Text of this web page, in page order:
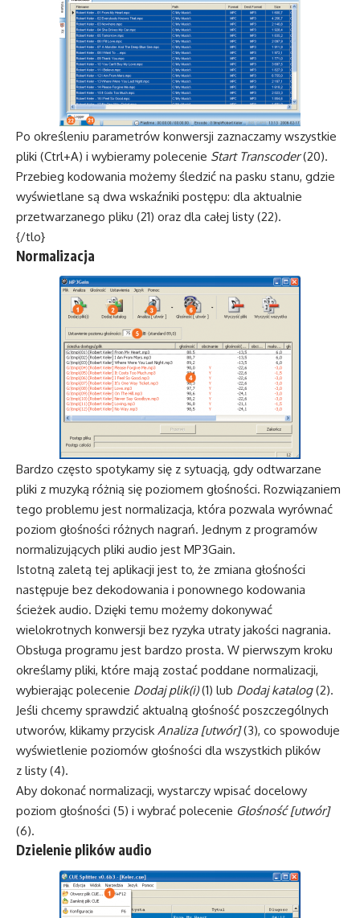
Po określeniu parametrów konwersji zaznaczamy wszystkie
pliki (Ctrl+A) i wybieramy polecenie Start Transcoder(20).
Przebieg kodowania możemy śledzić na pasku stanu, gdzie
wyświetlane są dwa wskaźniki postępu: dla aktualnie
przetwarzanego pliku (21) oraz dla całej listy (22).
{/tlo}
Normalizacja
Bardzo często spotykamy się z sytuacją, gdy odtwarzane
pliki z muzyką różnią się poziomem głośności. Rozwiązaniem
tego problemu jest normalizacja, która pozwala wyrównać
poziom głośności różnych nagrań. Jednym z programów
normalizujących pliki audio jest MP3Gain.
Istotną zaletą tej aplikacji jest to, że zmiana głośności
następuje bez dekodowania i ponownego kodowania
ścieżek audio. Dzięki temu możemy dokonywać
wielokrotnych konwersji bez ryzyka utraty jakości nagrania.
Obsługa programu jest bardzo prosta. W pierwszym kroku
określamy pliki, które mają zostać poddane normalizacji,
wybierając polecenie Dodaj plik(i)(1) lub Dodaj katalog(2).
Jeśli chcemy sprawdzić aktualną głośność poszczególnych
utworów, klikamy przycisk Analiza [utwór](3), co spowoduje
wyświetlenie poziomów głośności dla wszystkich plików
z listy (4).
Aby dokonać normalizacji, wystarczy wpisać docelowy
poziom głośności (5) i wybrać polecenie Głośność [utwór]
(6).
Dzielenie plików audio